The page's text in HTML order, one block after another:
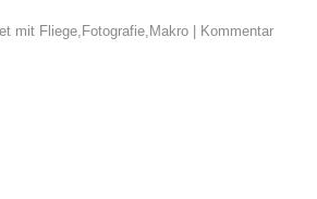
mit Fliege, Fotografie, Makro Kommentar